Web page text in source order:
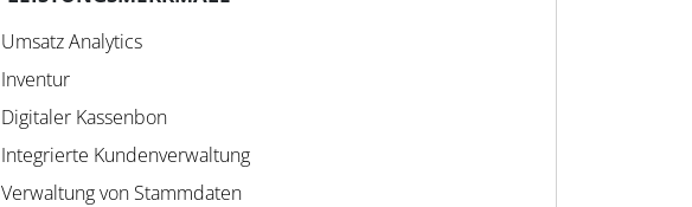
Umsatz Analytics
Inventur
Digitaler Kassenbon
Integrierte Kundenverwaltung
Verwaltung von Stammdaten